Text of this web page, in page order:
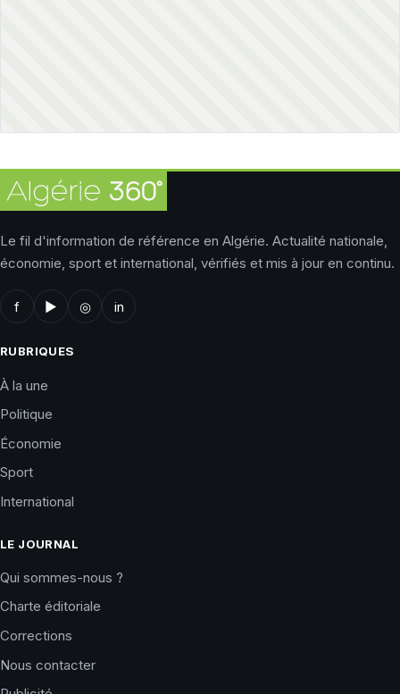
Le fil d'information de référence en Algérie. Actualité nationale,
économie, sport et international, vérifiés et mis à jour en continu.
f ▶ ◎ in
RUBRIQUES
À la une
Politique
Économie
Sport
International
LE JOURNAL
Qui sommes-nous ?
Charte éditoriale
Corrections
Nous contacter